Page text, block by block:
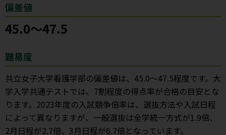
偏差値
45.0～47.5
難易度
共立女子大学看護学部の偏差値は、45.0～47.5程度です。大
学入学共通テストでは、7割程度の得点率が合格の目安とな
ります。2023年度の入試競争倍率は、選抜方法や入試日程
によって異なりますが、一般選抜は全学統一方式が1.9倍、
2月日程が2.7倍、3月日程が6.7倍となっています。